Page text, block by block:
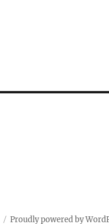
Proudly powered by